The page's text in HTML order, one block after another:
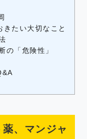
たい大切なこと
の「危険性」
、マンジャ